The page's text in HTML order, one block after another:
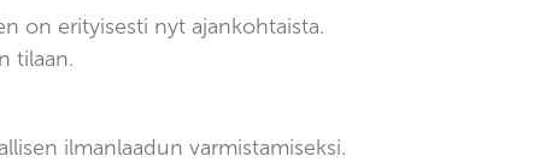
on erityisesti nyt ajankohtaista.
tilaan.
ilmanlaadun varmistamiseksi.